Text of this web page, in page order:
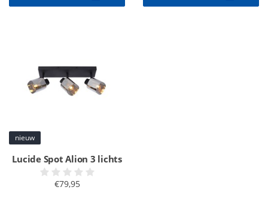
nieuw
Lucide Spot Alion 3 lichts
€79,95